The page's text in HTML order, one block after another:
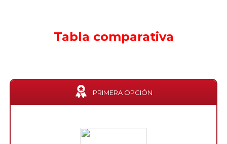
Tabla comparativa
PRIMERA OPCIÓN